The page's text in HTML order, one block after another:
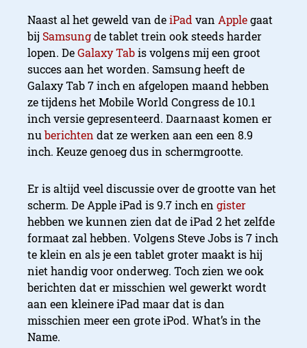
Naast al het geweld van deiPad van Applegaat
bij Samsungde tablet trein ook steeds harder
lopen. DeGalaxy Tabis volgens mij een groot
succes aan het worden. Samsung heeft de
Galaxy Tab 7 inch en afgelopen maand hebben
ze tijdens het Mobile World Congress de 10.1
inch versie gepresenteerd. Daarnaast komen er
nuberichten dat ze werken aan een een 8.9
inch. Keuze genoeg dus in schermgrootte.
Er is altijd veel discussie over de grootte van het
scherm. De Apple iPad is 9.7 inch en gister
hebben we kunnen zien dat de iPad 2 het zelfde
formaat zal hebben. Volgens Steve Jobs is 7 inch
te klein en als je een tablet groter maakt is hij
niet handig voor onderweg. Toch zien we ook
berichten dat er misschien wel gewerkt wordt
aan een kleinere iPad maar dat is dan
misschien meer een grote iPod. What’s in the
Name.